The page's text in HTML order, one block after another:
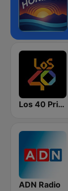
Los 40 Principales
ADN Radio